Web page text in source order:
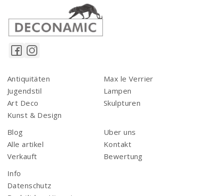
Antiquitäten
Jugendstil
Art Deco
Kunst & Design
Max le Verrier
Lampen
Skulpturen
Blog
Alle artikel
Verkauft
Uber uns
Kontakt
Bewertung
Info
Datenschutz